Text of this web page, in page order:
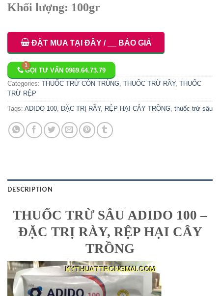
Khối lượng: 100gr
ĐẶT MUA TẠI ĐÂY / __ BÁO GIÁ
GỌI TƯ VẤN 0969.64.73.79
Categories: THUỐC TRỪ CÔN TRÙNG THUỐC TRỪ RẦY, THUỐC
TRỪ RỆP
Tags: ADIDO 100 ĐẶC TRỊ RẦY, RỆP HẠI CÂY TRỒNG thuốc trừ sâu
DESCRIPTION
THUỐC TRỪ SÂU ADIDO 100 –
ĐẶC TRỊ RÀY, RỆP HẠI CÂY
TRỒNG